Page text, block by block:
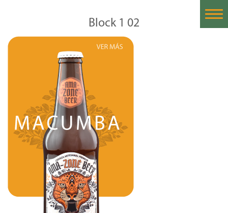
Nuestras Cervezas
Cervezas Importadas
Proceso de la Cerveza
Catas de Cerveza
Contáctanos
Block 1 02